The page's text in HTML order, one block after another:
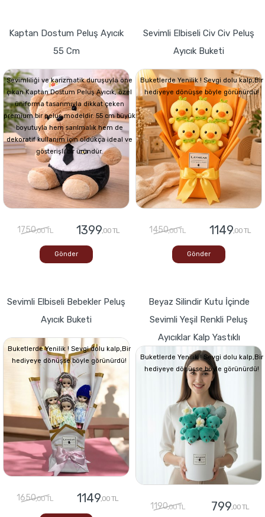
Kaptan Dostum Peluş Ayıcık
55 Cm
Sevimliliği ve karizmatik duruşuyla öne
çıkan Kaptan Dostum Peluş Ayıcık, özel
üniforma tasarımıyla dikkat çeken
premium bir peluş modeldir. 55 cm büyük
boyutuyla hem sarılmalık hem de
dekoratif kullanım için oldukça ideal ve
gösterişli bir üründür.
1750,00 TL 1399,00 TL
Gönder
Sevimli Elbiseli Civ Civ Peluş
Ayıcık Buketi
Buketlerde Yenilik ! Sevgi dolu kalp,Bir
hediyeye dönüşse böyle görünürdü!
1450,00 TL 1149,00 TL
Gönder
Sevimli Elbiseli Bebekler Peluş
Ayıcık Buketi
Buketlerde Yenilik ! Sevgi dolu kalp,Bir
hediyeye dönüşse böyle görünürdü!
1650,00 TL 1149,00 TL
Beyaz Silindir Kutu İçinde
Sevimli Yeşil Renkli Peluş
Ayıcıklar Kalp Yastıklı
Buketlerde Yenilik ! Sevgi dolu kalp,Bir
hediyeye dönüşse böyle görünürdü!
1190,00 TL 799,00 TL